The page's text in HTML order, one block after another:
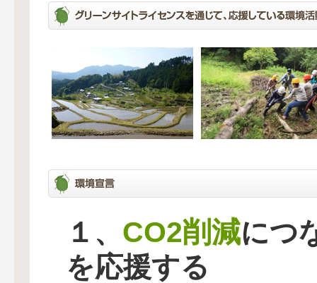
１、 CO2削減につ
を応援する